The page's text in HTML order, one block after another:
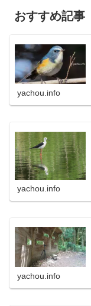
おすすめ記事
yachou.info
yachou.info
yachou.info